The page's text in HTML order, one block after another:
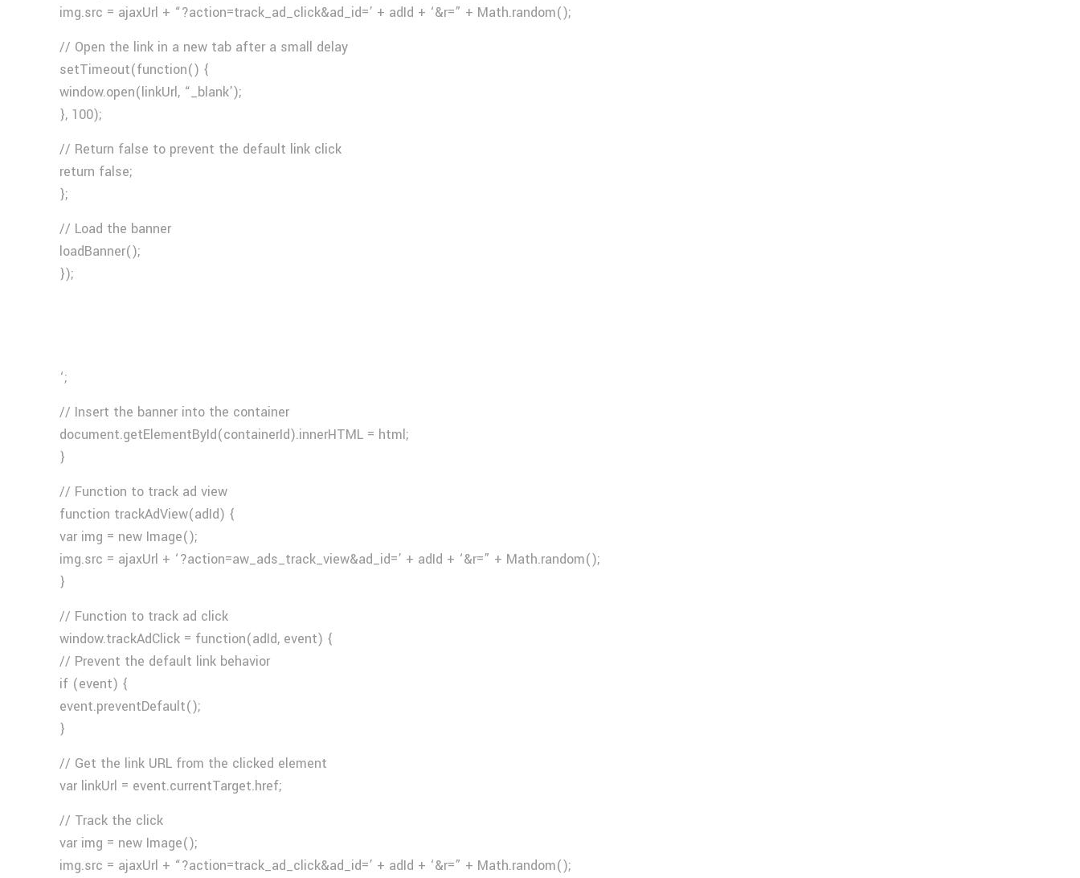
img.src = ajaxUrl + “?action=track_ad_click&ad_id=’ + adId + ‘&r=” + Math.random();
// Open the link in a new tab after a small delay
setTimeout(function() {
window.open(linkUrl, “_blank’);
}, 100);
// Return false to prevent the default link click
return false;
};
// Load the banner
loadBanner();
});
‘;
// Insert the banner into the container
document.getElementById(containerId).innerHTML = html;
}
// Function to track ad view
function trackAdView(adId) {
var img = new Image();
img.src = ajaxUrl + ‘?action=aw_ads_track_view&ad_id=’ + adId + ‘&r=” + Math.random();
}
// Function to track ad click
window.trackAdClick = function(adId, event) {
// Prevent the default link behavior
if (event) {
event.preventDefault();
}
// Get the link URL from the clicked element
var linkUrl = event.currentTarget.href;
// Track the click
var img = new Image();
img.src = ajaxUrl + “?action=track_ad_click&ad_id=’ + adId + ‘&r=” + Math.random();